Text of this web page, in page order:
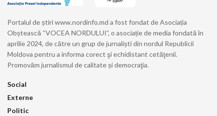
Portalul de știri www.nordinfo.md a fost fondat de Asociația
Obștească “VOCEA NORDULUI”, o asociație de media fondată în
aprilie 2024, de către un grup de jurnaliști din nordul Republicii
Moldova pentru a informa corect şi echidistant cetăţenii.
Promovăm jurnalismul de calitate și democraţia.
Social
Externe
Politic